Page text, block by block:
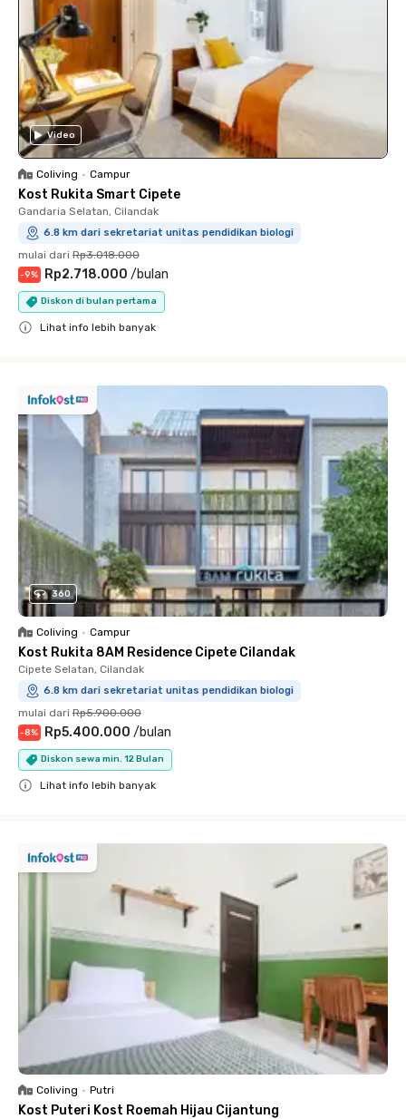
Video
Coliving • Campur
Kost Rukita Smart Cipete
Gandaria Selatan, Cilandak
6.8 km dari sekretariat unitas pendidikan biologi
mulai dari Rp3.018.000
-9% Rp2.718.000 /bulan
Diskon di bulan pertama
Lihat info lebih banyak
360
Coliving • Campur
Kost Rukita 8AM Residence Cipete Cilandak
Cipete Selatan, Cilandak
6.8 km dari sekretariat unitas pendidikan biologi
mulai dari Rp5.900.000
-8% Rp5.400.000 /bulan
Diskon sewa min. 12 Bulan
Lihat info lebih banyak
Coliving • Putri
Kost Puteri Kost Roemah Hijau Cijantung